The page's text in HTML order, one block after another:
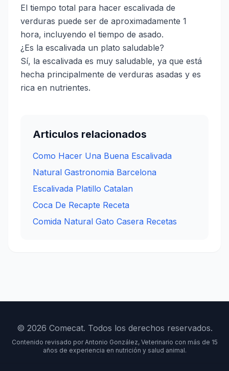
El tiempo total para hacer escalivada de
verduras puede ser de aproximadamente 1
hora, incluyendo el tiempo de asado.
¿Es la escalivada un plato saludable?
Sí, la escalivada es muy saludable, ya que está
hecha principalmente de verduras asadas y es
rica en nutrientes.
Articulos relacionados
Como Hacer Una Buena Escalivada
Natural Gastronomia Barcelona
Escalivada Platillo Catalan
Coca De Recapte Receta
Comida Natural Gato Casera Recetas
© 2026 Comecat. Todos los derechos reservados.
Contenido revisado por Antonio González, Veterinario con más de 15
años de experiencia en nutrición y salud animal.